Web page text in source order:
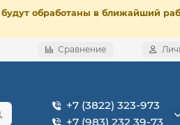
обработаны в ближайший
Сравнение
+7 (3822) 323-973
+7 (983) 232 39-73